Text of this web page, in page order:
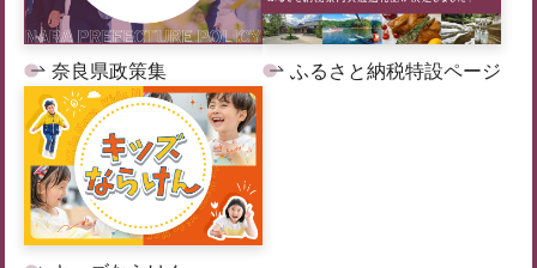
奈良県政策集 ふるさと納税特設ページ